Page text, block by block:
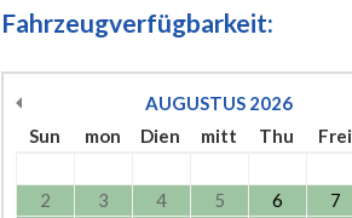
Fahrzeugverfügbarkeit:
AUGUSTUS 2026
Sun
mon Dien mitt Thu Frei
2
3 4 5 6 7